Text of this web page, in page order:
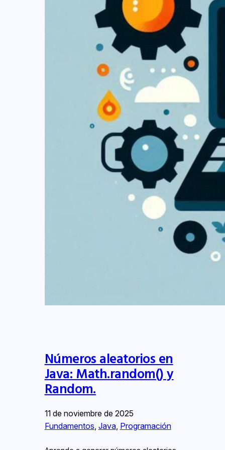
Números aleatorios en
Java: Math.random() y
Random.
11 de noviembre de 2025
Fundamentos Java, Programación